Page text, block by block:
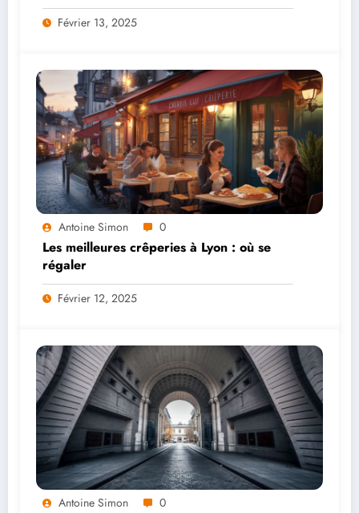
Février 13, 2025
Antoine Simon 0
Les meilleures crêperies à Lyon : où se
régaler
Février 12, 2025
Antoine Simon 0